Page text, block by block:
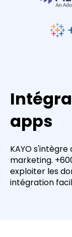
apps
KAYO
marketing.
exploiter les
intégration